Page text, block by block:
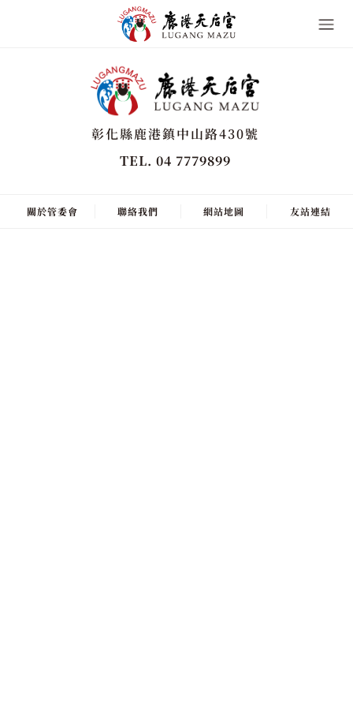
彰化縣鹿港鎮中山路430號
TEL. 04 7779899
關於管委會 聯絡我們 網站地圖 友站連結